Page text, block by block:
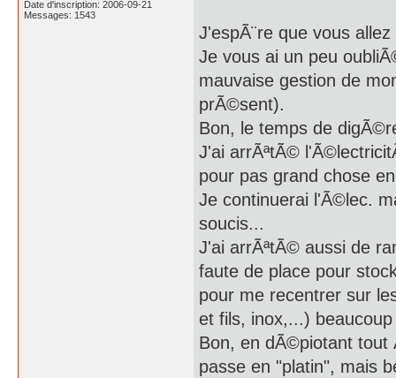
Date d'inscription: 2006-09-21
Messages: 1543
J'espÃ¨re que vous
Je vous ai un peu
mauvaise gestion de
prÃ©sent).
Bon, le temps de
J'ai arrÃªtÃ©
pour pas grand chose
Je continuerai l'Ã©lec.
soucis...
J'ai arrÃªtÃ© aussi de
faute de place pour
pour me recentrer sur
et fils, inox,...)
Bon, en dÃ©piotant tout
passe en "platin", mais